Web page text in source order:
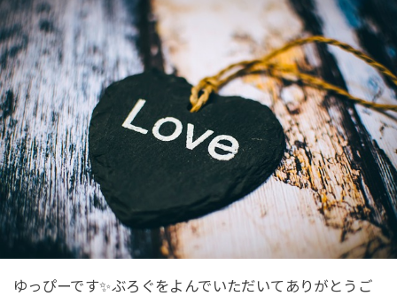
ゆっぴーです✨ぶろぐをよんでいただいてありがとうご